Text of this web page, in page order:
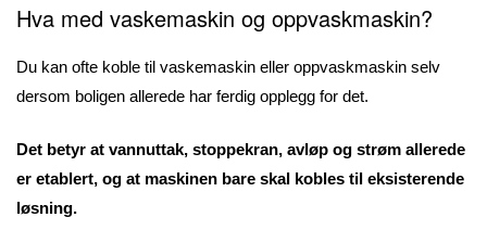
Hva med vaskemaskin og oppvaskmaskin?
Du kan ofte koble til vaskemaskin eller oppvaskmaskin selv
dersom boligen allerede har ferdig opplegg for det.
Det betyr at vannuttak, stoppekran, avløp og strøm allerede
er etablert, og at maskinen bare skal kobles til eksisterende
løsning.